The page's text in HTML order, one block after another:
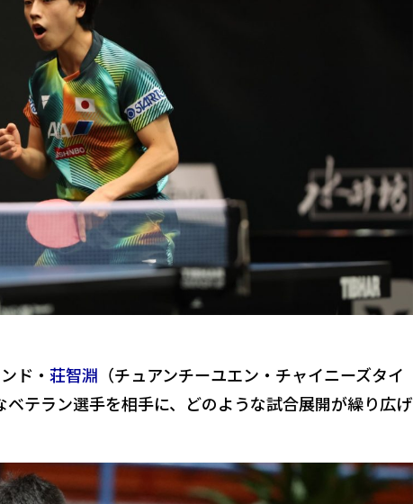
ド・ 荘智淵 （チュアンチーユエン・チャイニーズタイ
テラン選手を相手に、どのような試合展開が繰り広げ